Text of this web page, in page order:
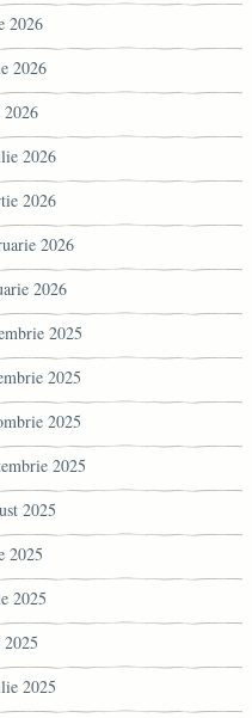
2026
2026
2026
2026
2026
2026
2025
2025
2025
2025
2025
2025
2025
2025